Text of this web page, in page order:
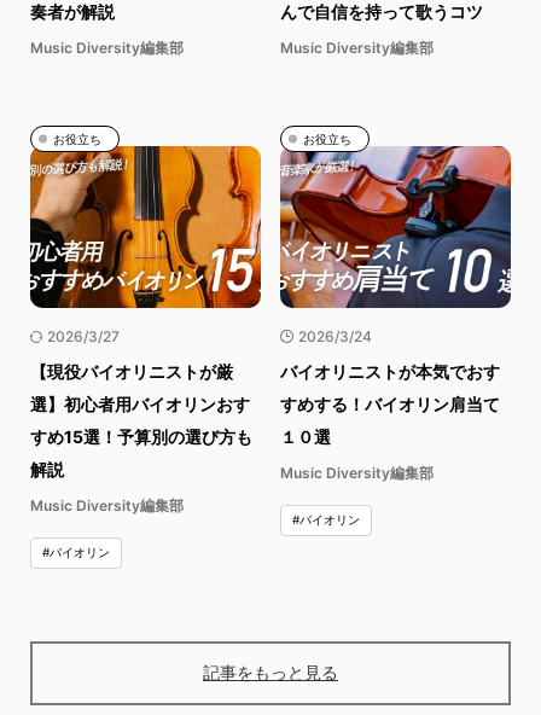
奏者が解説
Music Diversity編集部
んで自信を持って歌うコツ
Music Diversity編集部
お役立ち
2026/3/27
【現役バイオリニストが厳
選】初心者用バイオリンおす
すめ15選！予算別の選び方も
解説
Music Diversity編集部
#バイオリン
お役立ち
2026/3/24
バイオリニストが本気でおす
すめする！バイオリン肩当て
１０選
Music Diversity編集部
#バイオリン
記事をもっと見る